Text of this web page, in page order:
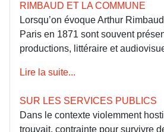
RIMBAUD ET LA COMMUNE
Lorsqu’on évoque Arthur
Paris en 1871 sont souvent
productions, littéraire et
Lire la suite...
SUR LES SERVICES PUBLICS
Dans le contexte violemment
trouvait, contrainte pour survivre